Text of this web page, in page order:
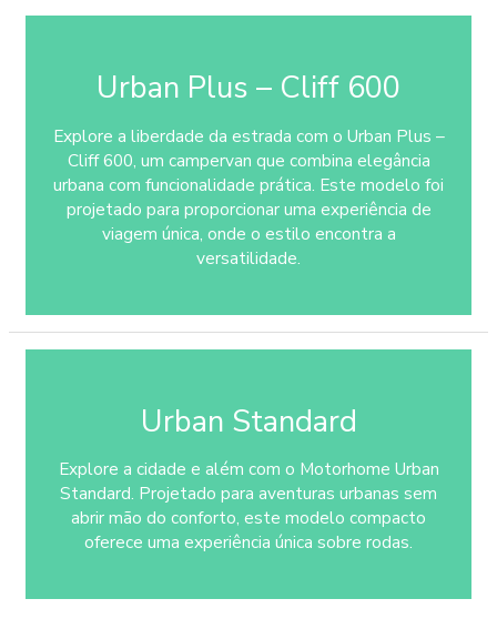
Urban Plus – Cliff 600
Explore a liberdade da estrada com o Urban Plus –
Cliff 600, um campervan que combina elegância
urbana com funcionalidade prática. Este modelo foi
projetado para proporcionar uma experiência de
viagem única, onde o estilo encontra a
versatilidade.
Urban Standard
Explore a cidade e além com o Motorhome Urban
Standard. Projetado para aventuras urbanas sem
abrir mão do conforto, este modelo compacto
oferece uma experiência única sobre rodas.